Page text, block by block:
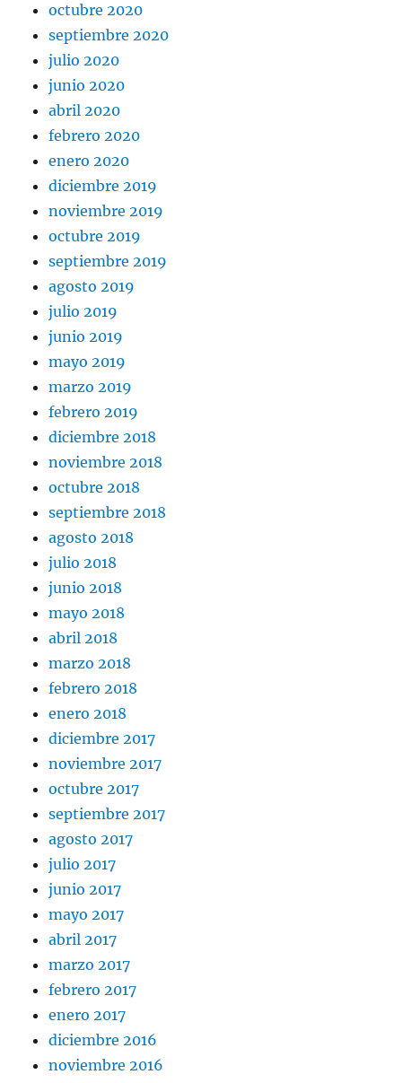
octubre 2020
septiembre 2020
julio 2020
junio 2020
abril 2020
febrero 2020
enero 2020
diciembre 2019
noviembre 2019
octubre 2019
septiembre 2019
agosto 2019
julio 2019
junio 2019
mayo 2019
marzo 2019
febrero 2019
diciembre 2018
noviembre 2018
octubre 2018
septiembre 2018
agosto 2018
julio 2018
junio 2018
mayo 2018
abril 2018
marzo 2018
febrero 2018
enero 2018
diciembre 2017
noviembre 2017
octubre 2017
septiembre 2017
agosto 2017
julio 2017
junio 2017
mayo 2017
abril 2017
marzo 2017
febrero 2017
enero 2017
diciembre 2016
noviembre 2016